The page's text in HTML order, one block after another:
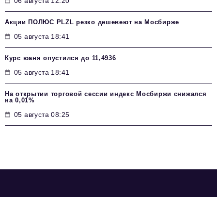
Акции ПОЛЮС PLZL резко дешевеют на Мосбирже
05 августа 18:41
Курс юаня опустился до 11,4936
05 августа 18:41
На открытии торговой сессии индекс Мосбиржи снижался
на 0,01%
05 августа 08:25